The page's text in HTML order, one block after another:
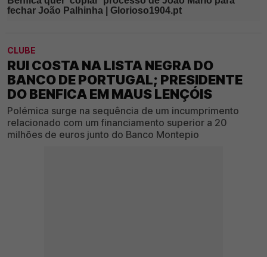
CLUBE
RUI COSTA NA LISTA NEGRA DO
BANCO DE PORTUGAL; PRESIDENTE
DO BENFICA EM MAUS LENÇÓIS
Polémica surge na sequência de um incumprimento
relacionado com um financiamento superior a 20
milhões de euros junto do Banco Montepio